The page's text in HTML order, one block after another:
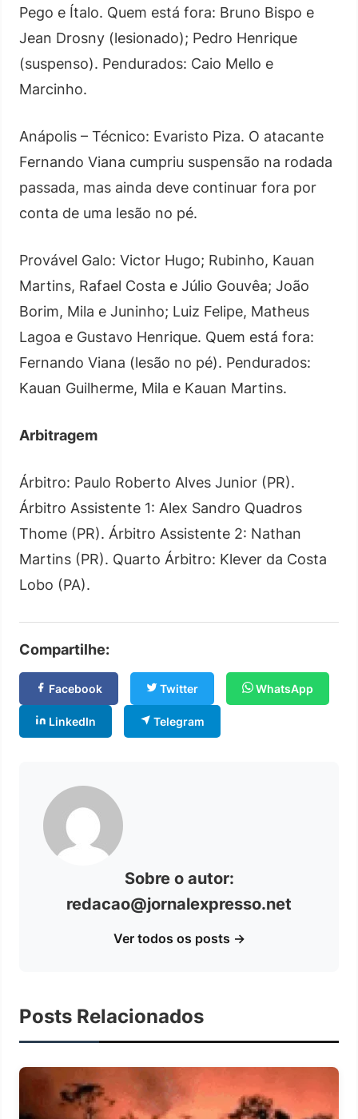
Pego e Ítalo. Quem está fora: Bruno Bispo e
Jean Drosny (lesionado); Pedro Henrique
(suspenso). Pendurados: Caio Mello e
Marcinho.
Anápolis – Técnico: Evaristo Piza. O atacante
Fernando Viana cumpriu suspensão na rodada
passada, mas ainda deve continuar fora por
conta de uma lesão no pé.
Provável Galo: Victor Hugo; Rubinho, Kauan
Martins, Rafael Costa e Júlio Gouvêa; João
Borim, Mila e Juninho; Luiz Felipe, Matheus
Lagoa e Gustavo Henrique. Quem está fora:
Fernando Viana (lesão no pé). Pendurados:
Kauan Guilherme, Mila e Kauan Martins.
Arbitragem
Árbitro: Paulo Roberto Alves Junior (PR).
Árbitro Assistente 1: Alex Sandro Quadros
Thome (PR). Árbitro Assistente 2: Nathan
Martins (PR). Quarto Árbitro: Klever da Costa
Lobo (PA).
Compartilhe:
Facebook Twitter WhatsApp
LinkedIn Telegram
Sobre o autor:
redacao@jornalexpresso.net
Ver todos os posts →
Posts Relacionados